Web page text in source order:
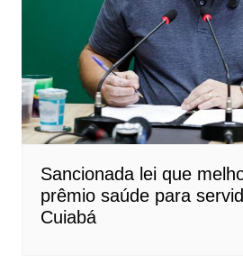
Sancionada lei que
prêmio saúde para
Cuiabá